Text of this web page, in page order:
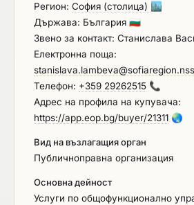
Регион: София (столица) 🏙️
Държава: България 🇧🇬
Звено за контакт: Станислава
Електронна поща:
Телефон: +359 29262515 📞
Адрес на профила на купувача:
https://app.eop.bg/buyer/21311 🌏
Вид на възлагащия орган
Публичноправна организация
Основна дейност
Услуги по общофункционално